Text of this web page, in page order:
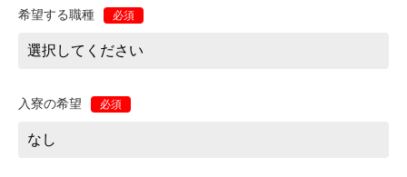
希望する職種 必須
入寮の希望 必須